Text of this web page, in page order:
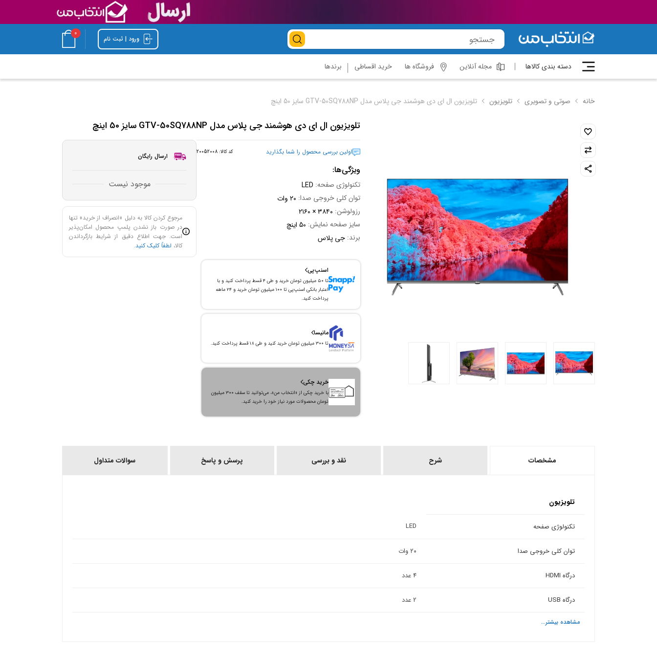
ورود | ثبت نام
0
دسته بندی کالاها مجله آنلاین فروشگاه ها خرید اقساطی برندها
خانه صوتی و تصویری تلویزیون تلویزیون ال ای دی هوشمند جی پلاس مدل GTV-50SQ788NP سایز 50 اینچ
تلویزیون ال ای دی هوشمند جی پلاس مدل GTV-50SQ788NP سایز 50 اینچ
اولین بررسی محصول را شما بگذارید کد کالا: 20052008
ویژگی‌ها:
تکنولوژی صفحه: LED
توان کلی خروجی صدا: ۲۰ وات
رزولوشن: ۲۱۶۰ × ۳۸۴۰
سایز صفحه نمایش: 50 اینچ
برند: جی پلاس
اسنپ‌پی
تا ۵۰ میلیون تومان خرید و طی ۴ قسط پرداخت کنید و با
اعتبار بانکی اسنپ‌پی تا ۱۰۰ میلیون تومان خرید و ۲۴ ماهه
پرداخت کنید.
مانیسا
تا ۳۰۰ میلیون تومان خرید کنید و طی ۱۸ قسط پرداخت کنید.
خرید چکی
با خرید چکی از «انتخاب من»، می‌توانید تا سقف ۳۰۰ میلیون
تومان محصولات مورد نیاز خود را خرید کنید.
ارسال رایگان
موجود نیست
مرجوع کردن کالا به دلیل «انصراف از خرید» تنها
در صورت باز نشدن پلمپ محصول امکان‌پذیر
است. جهت اطلاع دقیق از شرایط بازگرداندن
کالا، لطفاً کلیک کنید.
مشخصات شرح نقد و بررسی پرسش و پاسخ سوالات متداول
تلویزیون
تکنولوژی صفحه LED
توان کلی خروجی صدا ۲۰ وات
درگاه HDMI ۴ عدد
درگاه USB 2 عدد
مشاهده بیشتر...